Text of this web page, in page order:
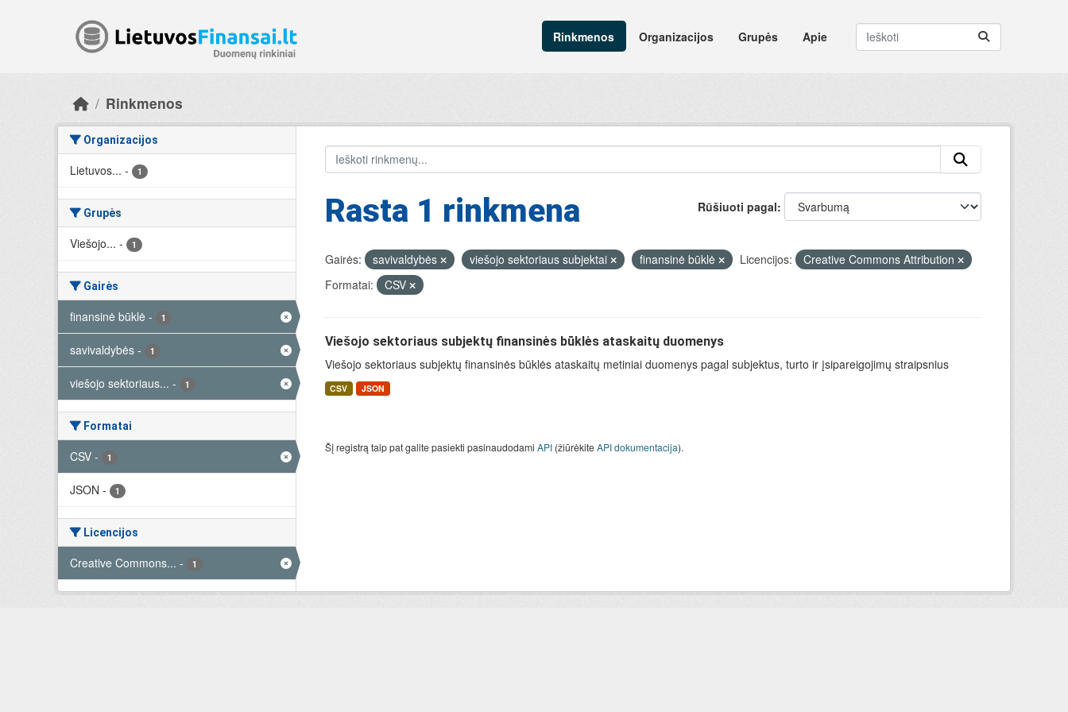
Rinkmenos
Organizacijos Grupės Apie
Rinkmenos
Organizacijos
Lietuvos... - 1
Grupės
Viešojo... - 1
Gairės
finansinė būklė - 1
savivaldybės - 1
viešojo sektoriaus... - 1
Formatai
CSV - 1
JSON - 1
Licencijos
Creative Commons... - 1
Rūšiuoti pagal
Rasta 1 rinkmena
Gairės: savivaldybės viešojo sektoriaus subjektai finansinė būklė Licencijos:
Creative Commons Attribution
Formatai:
CSV
Viešojo sektoriaus subjektų finansinės būklės ataskaitų duomenys
Viešojo sektoriaus subjektų finansinės būklės ataskaitų metiniai duomenys pagal subjektus, turto ir įsipareigojimų straipsnius
CSV JSON
Šį registrą taip pat galite pasiekti pasinaudodami API(žiūrėkiteAPI dokumentacija).